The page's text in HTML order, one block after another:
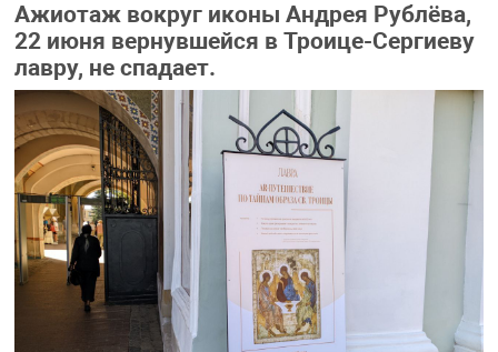
Ажиотаж вокруг иконы Андрея Рублёва,
22 июня вернувшейся в Троице-Сергиеву
лавру, не спадает.